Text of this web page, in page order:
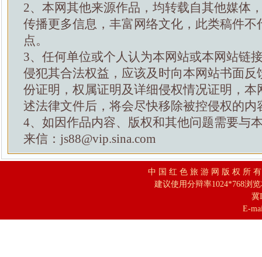
2、本网其他来源作品，均转载自其他媒体
传播更多信息，丰富网络文化，此类稿件不
点。
3、任何单位或个人认为本网站或本网站链
侵犯其合法权益，应该及时向本网站书面反
份证明，权属证明及详细侵权情况证明，本
述法律文件后，将会尽快移除被控侵权的内
4、如因作品内容、版权和其他问题需要与
来信：js88@vip.sina.com
中 国 红 色 旅 游 网 版 权 所
建议使用分辩率1024*768浏
冀
E-